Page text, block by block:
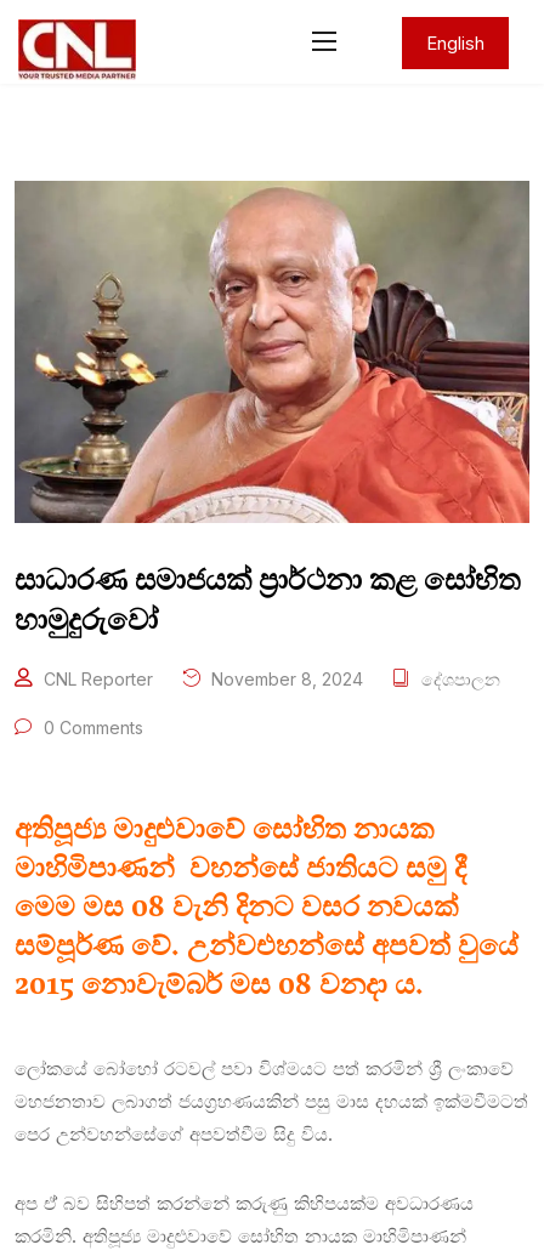
English
සාධාරණ සමාජයක් ප්‍රාර්ථනා කළ සෝභිත
හාමුදුරුවෝ
CNL Reporter November 8, 2024 දේශපාලන
0 Comments
අතිපූජ්‍ය මාදුළුවාවේ සෝභිත නායක
මාහිමිපාණන් වහන්සේ ජාතියට සමු දී
මෙම මස 08 වැනි දිනට වසර නවයක්
සම්පූර්ණ වේ. උන්වඑහන්සේ අපවත් වුයේ
2015 නොවැම්බර් මස 08 වනදා ය.
ලෝකයේ බෝහෝ රටවල් පවා විශ්මයට පත් කරමින් ශ්‍රී ලංකාවේ
මහජනතාව ලබාගත් ජයග්‍රහණයකින් පසු මාස දහයක් ඉක්මවීමටත්
පෙර උන්වහන්සේගේ අපවත්වීම සිදු විය.
අප ඒ් බව සිහිපත් කරන්නේ කරුණු කිහිපයක්ම අවධාරණය
කරමිනි. අතිපූජ්‍ය මාදුළුවාවේ සෝභිත නායක මාහිමිපාණන්